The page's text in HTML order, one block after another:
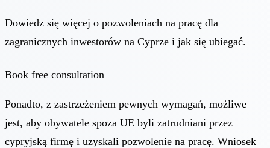
Dowiedz się więcej o pozwoleniach na pracę dla
zagranicznych inwestorów na Cyprze i jak się ubiegać.
Book free consultation
Ponadto, z zastrzeżeniem pewnych wymagań, możliwe
jest, aby obywatele spoza UE byli zatrudniani przez
cypryjską firmę i uzyskali pozwolenie na pracę. Wniosek